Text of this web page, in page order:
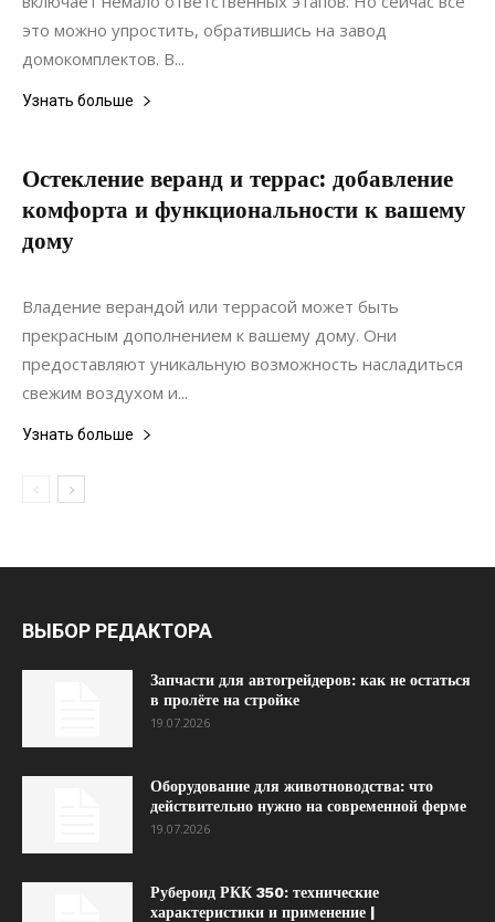
это можно упростить, обратившись на завод
домокомплектов. В...
Узнать больше
Остекление веранд и террас: добавление
комфорта и функциональности к вашему
дому
19.06.2022
Владение верандой или террасой может быть
прекрасным дополнением к вашему дому. Они
предоставляют уникальную возможность насладиться
свежим воздухом и...
Узнать больше
ВЫБОР РЕДАКТОРА
Запчасти для автогрейдеров: как не остаться
в пролёте на стройке
19.07.2026
Оборудование для животноводства: что
действительно нужно на современной ферме
19.07.2026
Рубероид РКК 350: технические
характеристики и применение |